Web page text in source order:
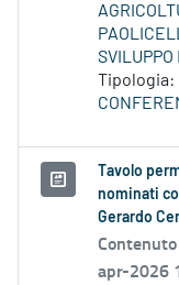
Tipologia:
Tavolo
nominati
Gerardo
apr-2026